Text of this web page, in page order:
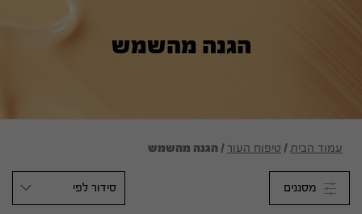
הגנה מהשמש
עמוד הבית/ טיפוח העור/ הגנה מהשמש
סידור לפי